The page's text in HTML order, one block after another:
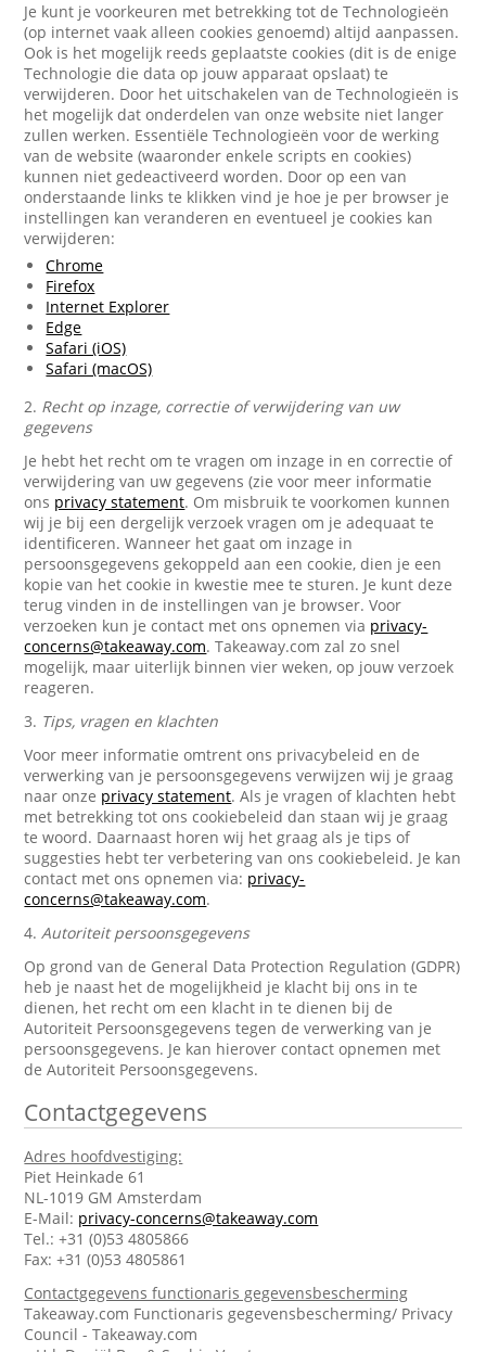
Je kunt je voorkeuren met betrekking tot de Technologieën
(op internet vaak alleen cookies genoemd) altijd aanpassen.
Ook is het mogelijk reeds geplaatste cookies (dit is de enige
Technologie die data op jouw apparaat opslaat) te
verwijderen. Door het uitschakelen van de Technologieën is
het mogelijk dat onderdelen van onze website niet langer
zullen werken. Essentiële Technologieën voor de werking
van de website (waaronder enkele scripts en cookies)
kunnen niet gedeactiveerd worden. Door op een van
onderstaande links te klikken vind je hoe je per browser je
instellingen kan veranderen en eventueel je cookies kan
verwijderen:
Chrome
Firefox
Internet Explorer
Edge
Safari (iOS)
Safari (macOS)
2. Recht op inzage, correctie of verwijdering van uw
gegevens
Je hebt het recht om te vragen om inzage in en correctie of
verwijdering van uw gegevens (zie voor meer informatie
ons privacy statement. Om misbruik te voorkomen kunnen
wij je bij een dergelijk verzoek vragen om je adequaat te
identificeren. Wanneer het gaat om inzage in
persoonsgegevens gekoppeld aan een cookie, dien je een
kopie van het cookie in kwestie mee te sturen. Je kunt deze
terug vinden in de instellingen van je browser. Voor
verzoeken kun je contact met ons opnemen via privacy-
concerns@takeaway.com. Takeaway.com zal zo snel
mogelijk, maar uiterlijk binnen vier weken, op jouw verzoek
reageren.
3. Tips, vragen en klachten
Voor meer informatie omtrent ons privacybeleid en de
verwerking van je persoonsgegevens verwijzen wij je graag
naar onze privacy statement. Als je vragen of klachten hebt
met betrekking tot ons cookiebeleid dan staan wij je graag
te woord. Daarnaast horen wij het graag als je tips of
suggesties hebt ter verbetering van ons cookiebeleid. Je kan
contact met ons opnemen via: privacy-
concerns@takeaway.com.
4.Autoriteit persoonsgegevens
Op grond van de General Data Protection Regulation (GDPR)
heb je naast het de mogelijkheid je klacht bij ons in te
dienen, het recht om een klacht in te dienen bij de
Autoriteit Persoonsgegevens tegen de verwerking van je
persoonsgegevens. Je kan hierover contact opnemen met
de Autoriteit Persoonsgegevens.
Contactgegevens
Adres hoofdvestiging:
Piet Heinkade 61
NL-1019 GM Amsterdam
E-Mail: privacy-concerns@takeaway.com
Tel.: +31 (0)53 4805866
Fax: +31 (0)53 4805861
Contactgegevens functionaris gegevensbescherming
Takeaway.com Functionaris gegevensbescherming/ Privacy
Council - Takeaway.com